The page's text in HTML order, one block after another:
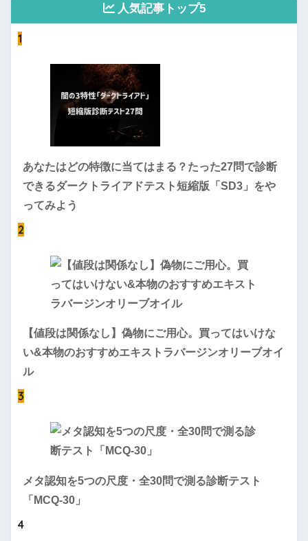
人気記事トップ5
1
あなたはどの特徴に当てはまる？たった27問で診断
できるダークトライアドテスト短縮版「SD3」をや
ってみよう
2
【値段は関係なし】偽物にご用心。買ってはいけな
い&本物のおすすめエキストラバージンオリーブオイ
ル
3
メタ認知を5つの尺度・全30問で測る診断テスト
「MCQ-30」
4